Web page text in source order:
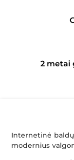
2 metai
Internetinė
modernius